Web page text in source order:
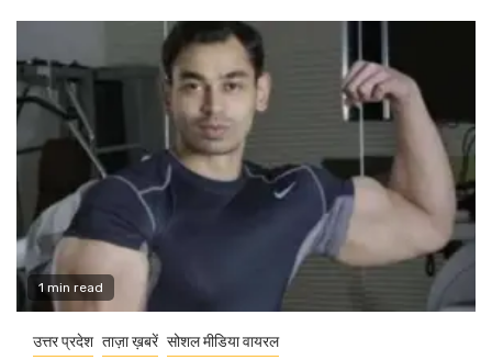
1 min read
उत्तर प्रदेश ताज़ा ख़बरें सोशल मीडिया वायरल